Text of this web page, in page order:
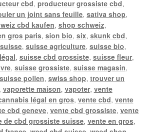
cbd, producteur grossiste cbd,
un joint sans feuille, sativa shop,
cbd kaufen, shop schweiz,
gros paris, sion bio, six, skunk cbd,
suisse, suisse agriculture, suisse bio,
, suisse cbd grossiste, suisse fleur,
, suisse grossiste, suisse magasin,
suisse pollen, swiss shop, trouver un
, vaporette maison, vapoter, vente
légal en gros, vente cbd, vente
cbd geneve, vente cbd grossiste, vente
de cbd grossiste suisse, vente en gros,